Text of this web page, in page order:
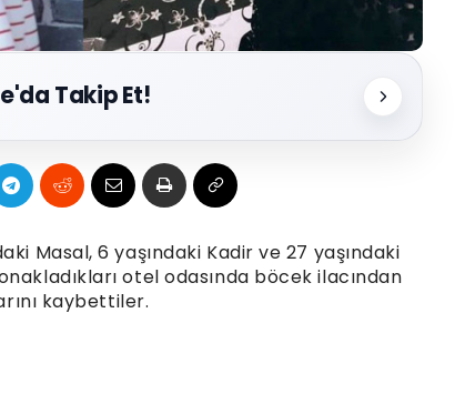
Takip Et!
Masal, 6 yaşındaki Kadir ve 27 yaşındaki
otel odasında böcek ilacından
kaybettiler.